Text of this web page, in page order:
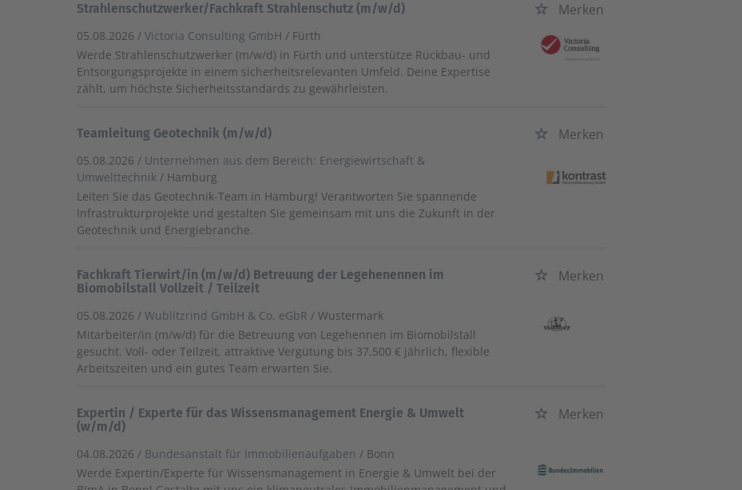
Strahlenschutzwerker/Fachkraft Strahlenschutz (m/w/d) Merken
05.08.2026 /Victoria Consulting GmbH / Fürth
Werde Strahlenschutzwerker (m/w/d) in Fürth und unterstütze Rückbau- und
Entsorgungsprojekte in einem sicherheitsrelevanten Umfeld. Deine Expertise
zählt, um höchste Sicherheitsstandards zu gewährleisten.
Teamleitung Geotechnik (m/w/d) Merken
05.08.2026 / Unternehmen aus dem Bereich: Energiewirtschaft &
Umwelttechnik / Hamburg
Leiten Sie das Geotechnik-Team in Hamburg! Verantworten Sie spannende
Infrastrukturprojekte und gestalten Sie gemeinsam mit uns die Zukunft in der
Geotechnik und Energiebranche.
Fachkraft Tierwirt/in (m/w/d) Betreuung der Legehenennen im
Biomobilstall Vollzeit / Teilzeit
Merken
05.08.2026 /Wublitzrind GmbH & Co. eGbR / Wustermark
Mitarbeiter/in (m/w/d) für die Betreuung von Legehennen im Biomobilstall
gesucht. Voll- oder Teilzeit, attraktive Vergütung bis 37.500 € jährlich, flexible
Arbeitszeiten und ein gutes Team erwarten Sie.
Expertin / Experte für das Wissensmanagement Energie & Umwelt
(w/m/d)
Merken
04.08.2026 / Bundesanstalt für Immobilienaufgaben / Bonn
Werde Expertin/Experte für Wissensmanagement in Energie & Umwelt bei der